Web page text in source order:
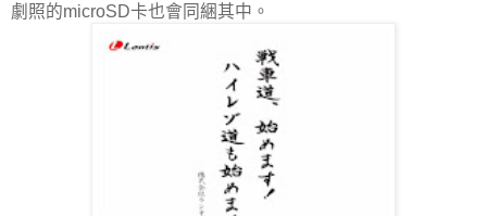
劇照的microSD卡也會同綑其中。